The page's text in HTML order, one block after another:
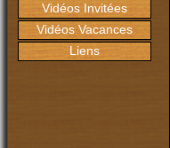
Vidéos Invitées
Vidéos Vacances
Liens